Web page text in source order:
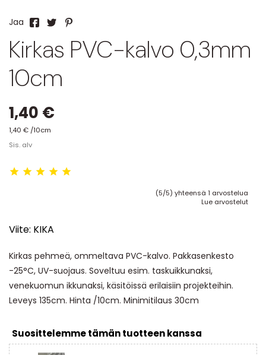
Jaa
Kirkas PVC-kalvo 0,3mm
10cm
1,40 €
1,40 € /10cm
Sis. alv
(5/5) yhteensä 1 arvostelua
Lue arvostelut
Viite: KIKA
Kirkas pehmeä, ommeltava PVC-kalvo. Pakkasenkesto
-25°C, UV-suojaus. Soveltuu esim. taskuikkunaksi,
venekuomun ikkunaksi, käsitöissä erilaisiin projekteihin.
Leveys 135cm. Hinta /10cm. Minimitilaus 30cm
Suosittelemme tämän tuotteen kanssa